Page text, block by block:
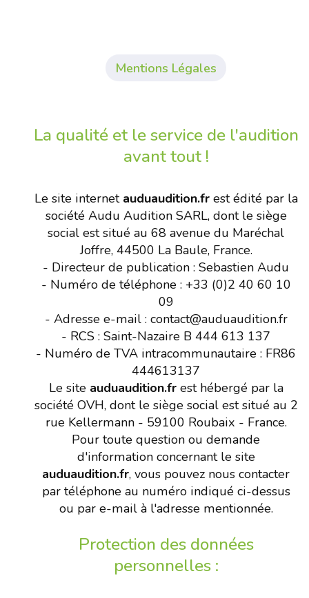
Mentions Légales
La qualité et le service de l'audition
avant tout !
Le site internet auduaudition.frest édité par la
société Audu Audition SARL, dont le siège
social est situé au 68 avenue du Maréchal
Joffre, 44500 La Baule, France.
- Directeur de publication : Sebastien Audu
- Numéro de téléphone : +33 (0)2 40 60 10
09
- Adresse e-mail : contact@auduaudition.fr
- RCS : Saint-Nazaire B 444 613 137
- Numéro de TVA intracommunautaire : FR86
444613137
Le site auduaudition.frest hébergé par la
société OVH, dont le siège social est situé au 2
rue Kellermann - 59100 Roubaix - France.
Pour toute question ou demande
d'information concernant le site
auduaudition.fr, vous pouvez nous contacter
par téléphone au numéro indiqué ci-dessus
ou par e-mail à l'adresse mentionnée.
Protection des données
personnelles :